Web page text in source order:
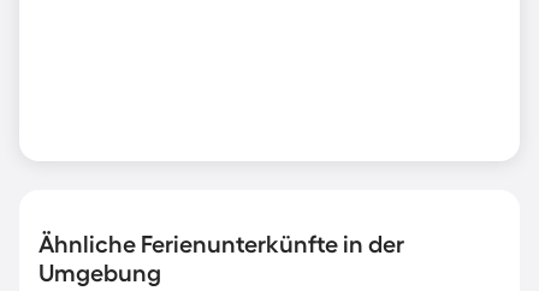
Ähnliche Ferienunterkünfte in der
Umgebung